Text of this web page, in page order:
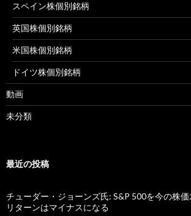
スペイン株個別銘柄
英国株個別銘柄
米国株個別銘柄
ドイツ株個別銘柄
動画
未分類
最近の投稿
チューダー・ジョーンズ氏: S&P 500を今の株
リターンはマイナスになる